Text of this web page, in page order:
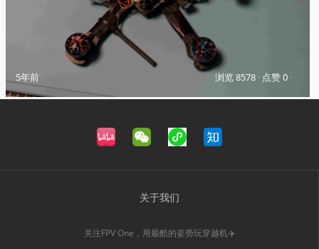
5年前 浏览 8578 · 点赞 0 ·
关于我们
关注FPV One，用最酷的姿势玩穿越机✈️